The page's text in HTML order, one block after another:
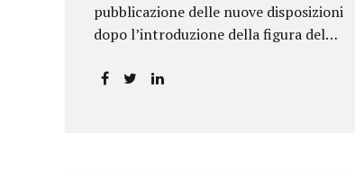
pubblicazione delle nuove disposizioni
dopo l’introduzione della figura del